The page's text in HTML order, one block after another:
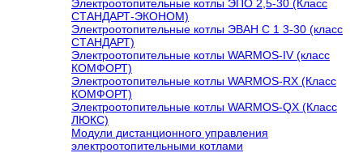
Электроотопительные котлы ЭПО 2,5-30 (Класс
СТАНДАРТ-ЭКОНОМ)
Электроотопительные котлы ЭВАН С 1 3-30 (класс
СТАНДАРТ)
Электроотопительные котлы WARMOS-IV (класс
КОМФОРТ)
Электроотопительные котлы WARMOS-RX (Класс
КОМФОРТ)
Электроотопительные котлы WARMOS-QX (Класс
ЛЮКС)
Модули дистанционного управления
электроотопительными котлами